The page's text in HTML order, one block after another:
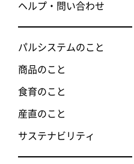
ヘルプ・問い合わせ
パルシステムのこと
商品のこと
食育のこと
産直のこと
サステナビリティ